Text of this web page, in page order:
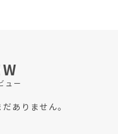
ュー
ありません。